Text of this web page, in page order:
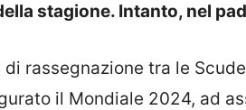
stagione. Intanto, nel
rassegnazione tra le
il Mondiale 2024, ad